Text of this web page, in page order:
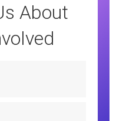
About